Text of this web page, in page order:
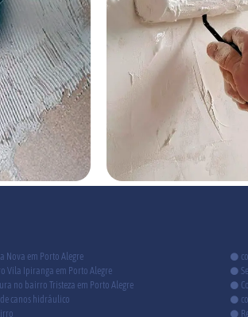
Nova em Porto Alegre
Vila Ipiranga em Porto Alegre
no bairro Tristeza em Porto Alegre
canos hidráulico